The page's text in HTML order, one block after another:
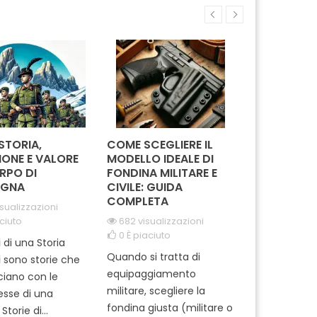
immediata,...
materiali di alta qualità, è
indossato con orgoglio su...
E VALORE
DI
di una Storia
sono storie che
con le
di una
di...
COME SCEGLIERE IL
MODELLO IDEALE DI
FONDINA MILITARE E
CIVILE: GUIDA
COMPLETA
682 visualizzazioni
0 È piaciuto
Quando si tratta di
equipaggiamento
militare, scegliere la
fondina giusta (militare o